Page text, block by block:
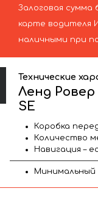
Залоговая сумма
карте водителя
наличными при
Технические
Ленд Ровер
SE
Коробка
Количество
Навигация –
Минимальный